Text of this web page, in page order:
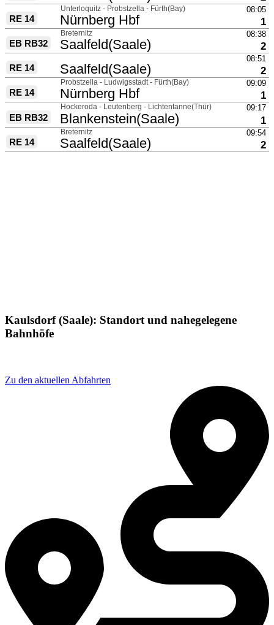
Kaulsdorf (Saale): Standort und nahegelegene
Bahnhöfe
Zu den aktuellen Abfahrten